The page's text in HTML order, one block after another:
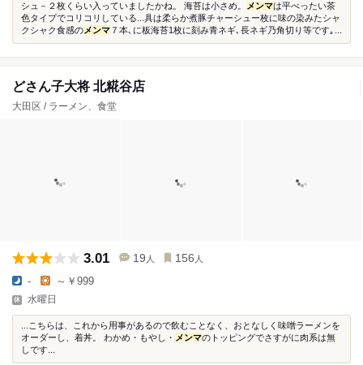
シュ－２枚くらい入っていましたかね。 海苔は小さめ。
メンマは平べったい茶
色タイプでコリコリしている...具は柔らか煮豚チャーシュー枚に味の染みたシャ
クシャク食感のメンマ ７本､に板海苔1枚に刻み青ネギ､長ネギ乃角切り等です｡...
どさん子大将 北糀谷店
大田区 / ラーメン、食堂
3.01 19 人 156 人
- ～￥999
水曜日
...こちらは、これから用事があるので飲むことなく、おとなしく味噌ラーメンを
オーダーし、着丼。 わかめ・もやし・ メンマのトッピングでさすがに肉系は無
しです...